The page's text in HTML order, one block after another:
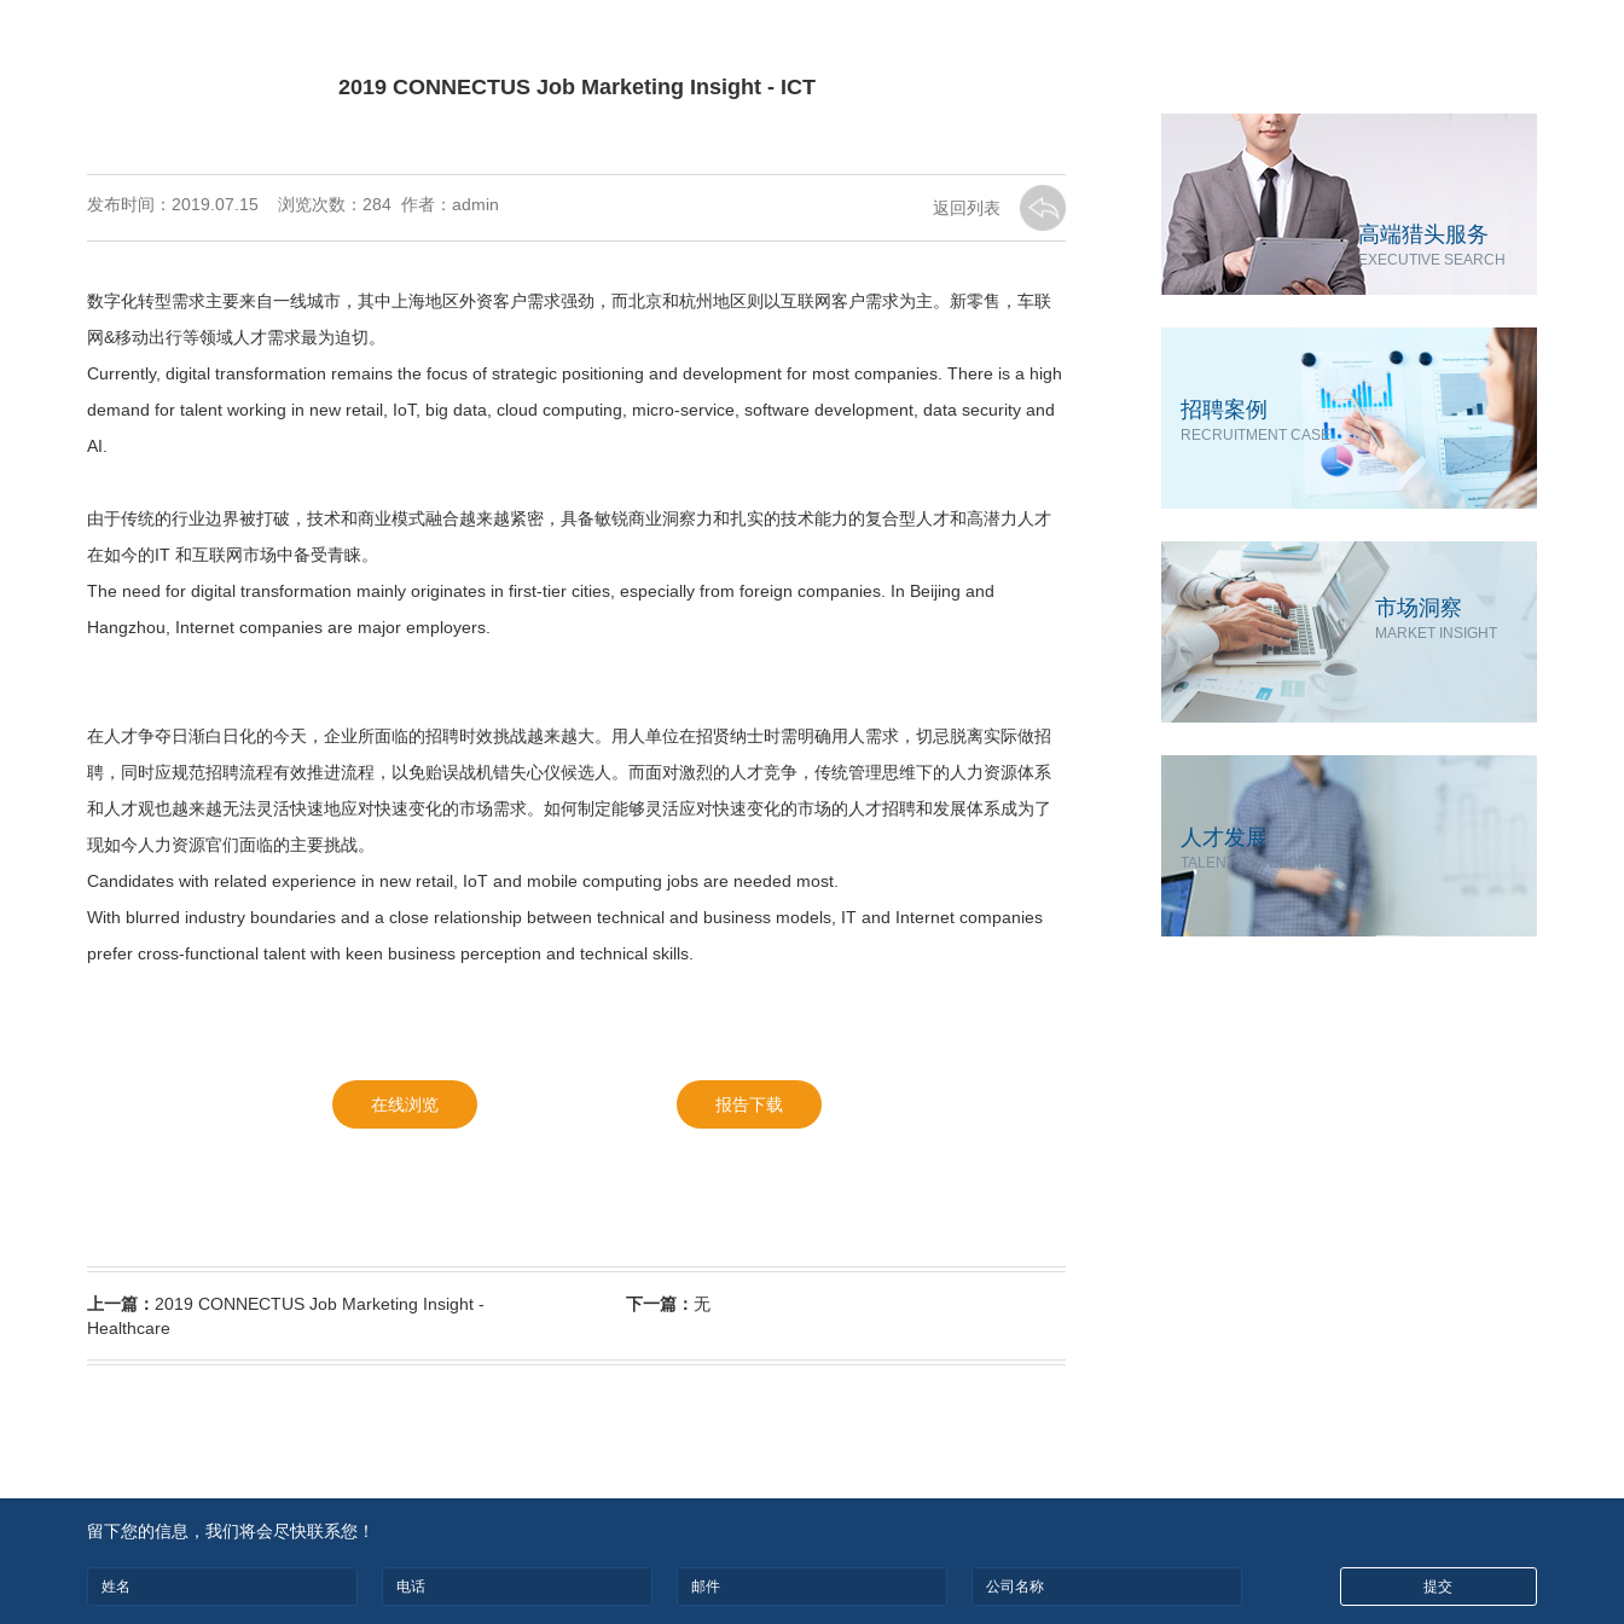
2019 CONNECTUS Job Marketing Insight - ICT
发布时间：2019.07.15 浏览次数： 284 作者：admin 返回列表
数字化转型需求主要来自一线城市，其中上海地区外资客户需求强劲，而北京和杭州地区则以互联网客户需求为主。新零售，车联
网&移动出行等领域人才需求最为迫切。
Currently, digital transformation remains the focus of strategic positioning and development for most companies. There is a high
demand for talent working in new retail, IoT, big data, cloud computing, micro-service, software development, data security and
AI.
由于传统的行业边界被打破，技术和商业模式融合越来越紧密，具备敏锐商业洞察力和扎实的技术能力的复合型人才和高潜力人才
在如今的IT 和互联网市场中备受青睐。
The need for digital transformation mainly originates in first-tier cities, especially from foreign companies. In Beijing and
Hangzhou, Internet companies are major employers.
在人才争夺日渐白日化的今天，企业所面临的招聘时效挑战越来越大。用人单位在招贤纳士时需明确用人需求，切忌脱离实际做招
聘，同时应规范招聘流程有效推进流程，以免贻误战机错失心仪候选人。而面对激烈的人才竞争，传统管理思维下的人力资源体系
和人才观也越来越无法灵活快速地应对快速变化的市场需求。如何制定能够灵活应对快速变化的市场的人才招聘和发展体系成为了
现如今人力资源官们面临的主要挑战。
Candidates with related experience in new retail, IoT and mobile computing jobs are needed most.
With blurred industry boundaries and a close relationship between technical and business models, IT and Internet companies
prefer cross-functional talent with keen business perception and technical skills.
在线浏览 报告下载
上一篇： 2019 CONNECTUS Job Marketing Insight -
Healthcare
下一篇： 无
高端猎头服务
EXECUTIVE SEARCH
招聘案例
RECRUITMENT CASE
市场洞察
MARKET INSIGHT
人才发展
TALENT DEVELOPMENT
留下您的信息，我们将会尽快联系您！